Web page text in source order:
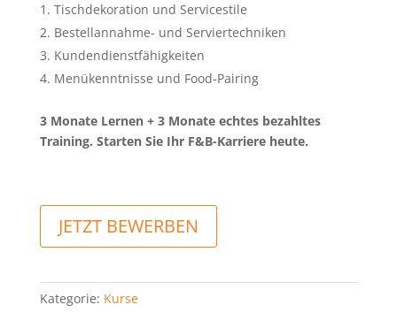
Tischdekoration und Servicestile
Bestellannahme- und Serviertechniken
Kundendienstfähigkeiten
Menükenntnisse und Food-Pairing
3 Monate Lernen + 3 Monate echtes bezahltes
Training. Starten Sie Ihr F&B-Karriere heute.
JETZT BEWERBEN
Kategorie: Kurse